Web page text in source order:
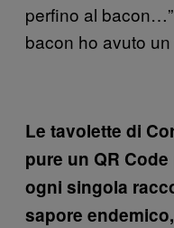
perfino al
bacon ho avuto
Le tavolette di
pure un QR
ogni singola
sapore